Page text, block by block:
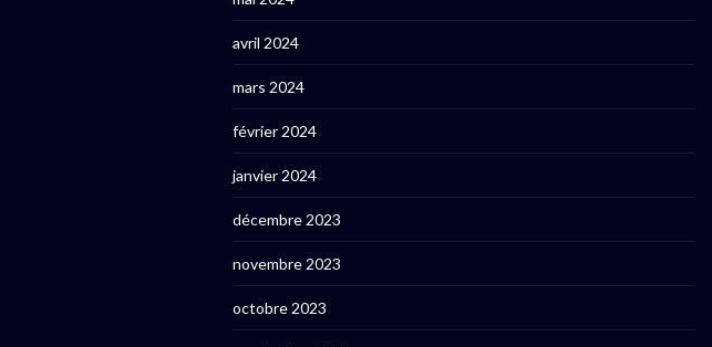
avril 2024
mars 2024
février 2024
janvier 2024
décembre 2023
novembre 2023
octobre 2023